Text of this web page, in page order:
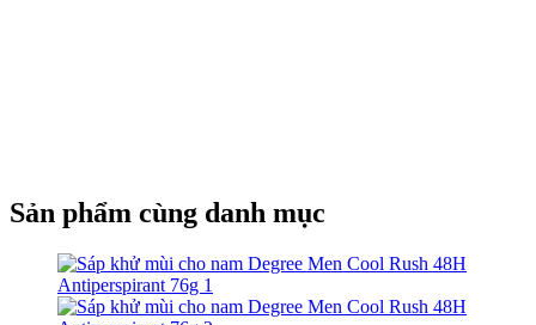
Sản phẩm cùng danh mục